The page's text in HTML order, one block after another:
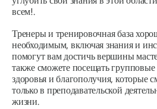
всем!.
Тренеры и тренировочная база
необходимым, включая знания и
помогут вам достичь вершины
также сможете посещать групповые
здоровья и благополучия, которые
только в преподавательской
жизни.